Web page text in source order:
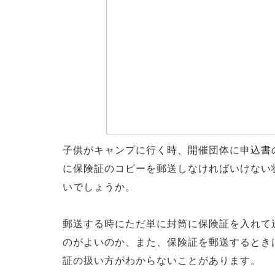
子供がキャンプに行く時、開催団体に申込
に保険証のコピーを郵送しなければいけな
いでしょうか。
郵送する時にただ単に封筒に保険証を入れ
のがよいのか、また、保険証を郵送すると
証の扱い方がわからないことがあります。